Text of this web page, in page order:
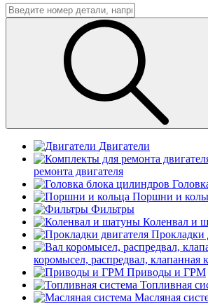
Двигатели
ремонта двигателя
Поршни и
Фильтры
Коленвал и
Прокладки
коромысел, распредвал, клапанная
Приводы и ГРМ
Топливная
Масляная